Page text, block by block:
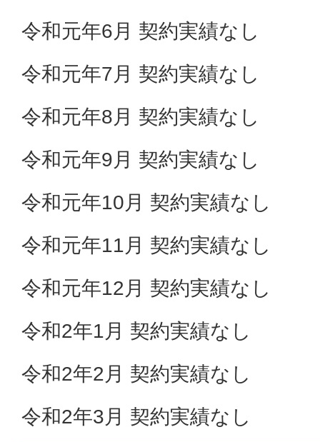
令和元年6月 契約実績なし
令和元年7月 契約実績なし
令和元年8月 契約実績なし
令和元年9月 契約実績なし
令和元年10月 契約実績なし
令和元年11月 契約実績なし
令和元年12月 契約実績なし
令和2年1月 契約実績なし
令和2年2月 契約実績なし
令和2年3月 契約実績なし